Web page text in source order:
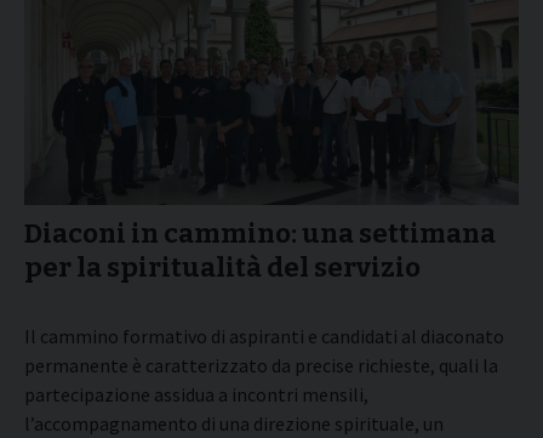
Diaconi in cammino: una settimana
per la spiritualità del servizio
Il cammino formativo di aspiranti e candidati al diaconato
permanente è caratterizzato da precise richieste, quali la
partecipazione assidua a incontri mensili,
l’accompagnamento di una direzione spirituale, un